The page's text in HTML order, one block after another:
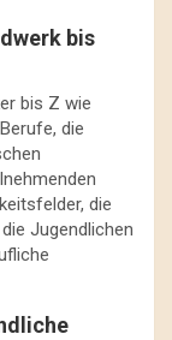
bis
bis Z wie
die
die
Jugendlichen